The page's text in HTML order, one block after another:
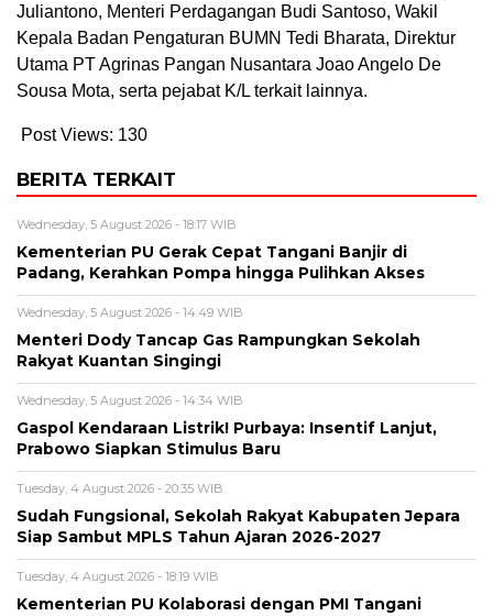
Juliantono, Menteri Perdagangan Budi Santoso, Wakil
Kepala Badan Pengaturan BUMN Tedi Bharata, Direktur
Utama PT Agrinas Pangan Nusantara Joao Angelo De
Sousa Mota, serta pejabat K/L terkait lainnya.
Post Views: 130
BERITA TERKAIT
Wednesday, 5 August 2026 - 18:17 WIB
Kementerian PU Gerak Cepat Tangani Banjir di
Padang, Kerahkan Pompa hingga Pulihkan Akses
Wednesday, 5 August 2026 - 14:49 WIB
Menteri Dody Tancap Gas Rampungkan Sekolah
Rakyat Kuantan Singingi
Wednesday, 5 August 2026 - 14:34 WIB
Gaspol Kendaraan Listrik! Purbaya: Insentif Lanjut,
Prabowo Siapkan Stimulus Baru
Tuesday, 4 August 2026 - 20:35 WIB
Sudah Fungsional, Sekolah Rakyat Kabupaten Jepara
Siap Sambut MPLS Tahun Ajaran 2026-2027
Tuesday, 4 August 2026 - 18:19 WIB
Kementerian PU Kolaborasi dengan PMI Tangani